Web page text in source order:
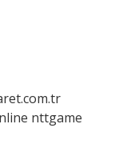
nttgame